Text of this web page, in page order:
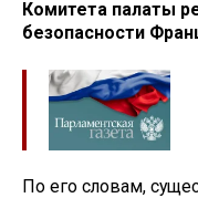
Комитета палаты
безопасности
По его словам,